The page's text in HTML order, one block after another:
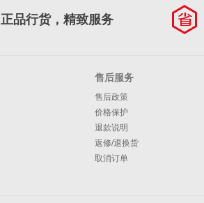
正品行货，精致服务
售后服务
售后政策
价格保护
退款说明
返修/退换货
取消订单